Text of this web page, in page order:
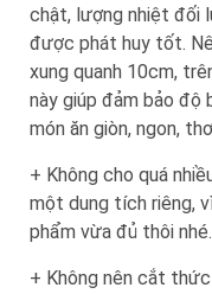
chật, lượng nhiệt đối
được phát huy tốt.
xung quanh 10cm,
này giúp đảm bảo độ
món ăn giòn, ngon,
+ Không cho quá
một dung tích riêng,
phẩm vừa đủ thôi nhé.
+ Không nên cắt